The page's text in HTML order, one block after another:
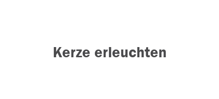
Kerze erleuchten